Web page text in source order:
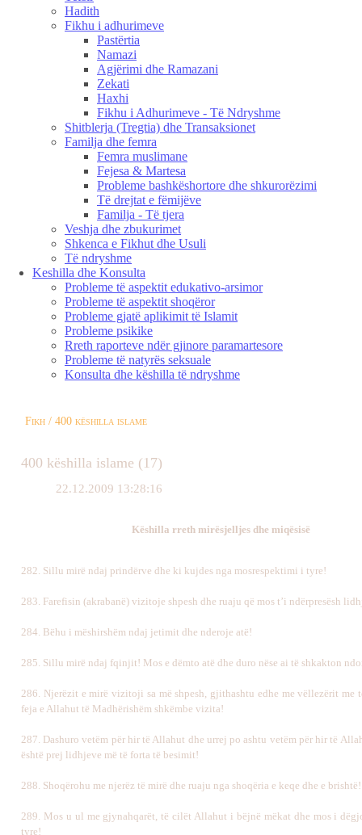
Hadith
Fikhu i adhurimeve
Pastërtia
Namazi
Agjërimi dhe Ramazani
Zekati
Haxhi
Fikhu i Adhurimeve - Të Ndryshme
Shitblerja (Tregtia) dhe Transaksionet
Familja dhe femra
Femra muslimane
Fejesa & Martesa
Probleme bashkëshortore dhe shkurorëzimi
Të drejtat e fëmijëve
Familja - Të tjera
Veshja dhe zbukurimet
Shkenca e Fikhut dhe Usuli
Të ndryshme
Keshilla dhe Konsulta
Probleme të aspektit edukativo-arsimor
Probleme të aspektit shoqëror
Probleme gjatë aplikimit të Islamit
Probleme psikike
Rreth raporteve ndër gjinore paramartesore
Probleme të natyrës seksuale
Konsulta dhe këshilla të ndryshme
Fikh / 400 këshilla islame
400 këshilla islame (17)
22.12.2009 13:28:16
Këshilla rreth mirësjelljes dhe miqësisë
282. Sillu mirë ndaj prindërve dhe ki kujdes nga mosrespektimi i tyre!
283. Farefisin (akrabanë) vizitoje shpesh dhe ruaju që mos t’i ndërpresësh
284. Bëhu i mëshirshëm ndaj jetimit dhe nderoje atë!
285. Sillu mirë ndaj fqinjit! Mos e dëmto atë dhe duro nëse ai të shkakton
286. Njerëzit e mirë vizitoji sa më shpesh, gjithashtu edhe me vëllezërit me
feja e Allahut të Madhërishëm shkëmbe vizita!
287. Dashuro vetëm për hir të Allahut dhe urrej po ashtu vetëm për hir të
është prej lidhjeve më të forta të besimit!
288. Shoqërohu me njerëz të mirë dhe ruaju nga shoqëria e keqe dhe e brishtë!
289. Mos u ul me gjynahqarët, të cilët Allahut i bëjnë mëkat dhe mos i
tyre!